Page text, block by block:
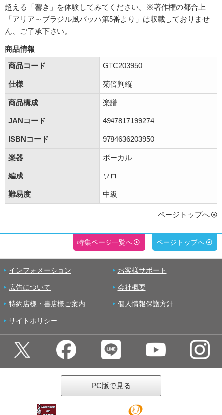
超える「響き」を体験してみてください。※著作権の都合上
「アリア～ブラジル風バッハ第5番より」は収載しておりませ
ん、ご了承下さい。
商品情報
商品コード
GTC203950
仕様 菊倍判縦
商品構成 楽譜
JANコード 4947817199274
ISBNコード 9784636203950
楽器 ボーカル
編成 ソロ
難易度 中級
ページトップへ
特集ページ一覧へ ページトップへ
インフォメーション お客様サポート
広告について 会社概要
特約店様・書店様ご案内 個人情報保護方針
サイトポリシー
PC版で見る